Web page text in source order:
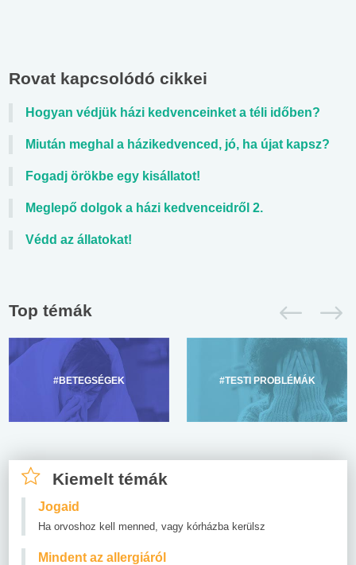
Rovat kapcsolódó cikkei
Hogyan védjük házi kedvenceinket a téli időben?
Miután meghal a házikedvenced, jó, ha újat kapsz?
Fogadj örökbe egy kisállatot!
Meglepő dolgok a házi kedvenceidről 2.
Védd az állatokat!
Top témák
#BETEGSÉGEK #TESTI PROBLÉMÁK
Kiemelt témák
Jogaid
Ha orvoshoz kell menned, vagy kórházba kerülsz
Mindent az allergiáról